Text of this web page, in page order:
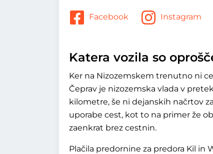
Facebook Instagram
Katera vozila so
Ker na Nizozemskem trenutno ni
Čeprav je nizozemska vlada v
kilometre, še ni dejanskih načrtov
uporabe cest, kot to na primer že
zaenkrat brez cestnin.
Plačila predornine za predora Kil in